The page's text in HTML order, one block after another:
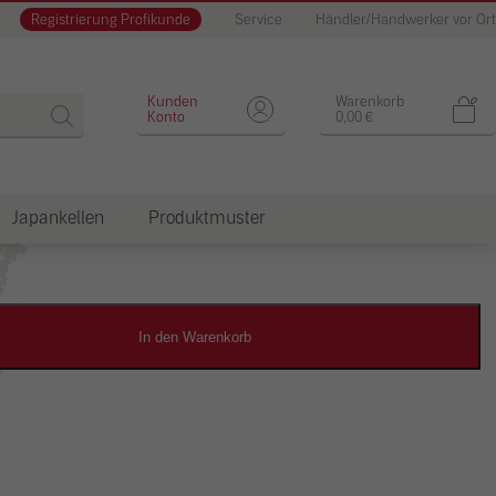
Registrierung Profikunde Service Händler/Handwerker vor Ort
Warenkorb
0,00 €
Kunden
Konto
Japankellen Produktmuster
Designputz
In den Warenkorb